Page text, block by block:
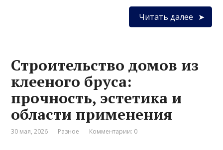
Читать далее
Строительство домов из
клееного бруса:
прочность, эстетика и
области применения
30 мая, 2026 Разное Комментарии: 0